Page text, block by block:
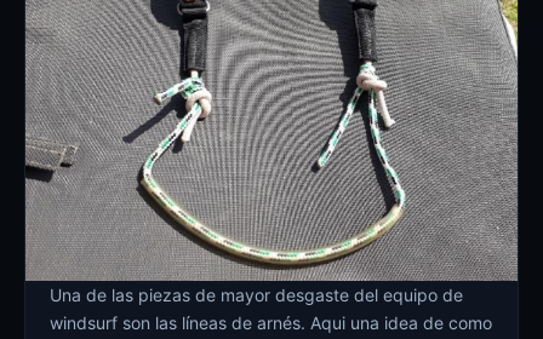
Una de las piezas de mayor desgaste del equipo de
windsurf son las líneas de arnés. Aqui una idea de como